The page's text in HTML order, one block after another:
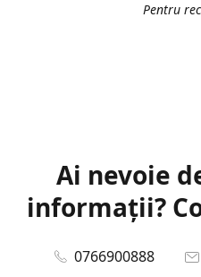
Pentru
Ai nevoie
informații?
0766900888